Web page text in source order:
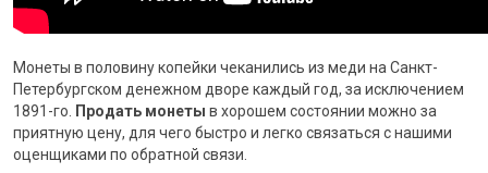
Монеты в половину копейки чеканились из меди на Санкт-
Петербургском денежном дворе каждый год, за исключением
1891-го.
Продать монеты в хорошем состоянии можно за
приятную цену, для чего быстро и легко связаться с нашими
оценщиками по обратной связи.